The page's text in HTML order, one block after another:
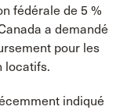
fédérale de 5 %
a demandé
pour les
locatifs.
indiqué